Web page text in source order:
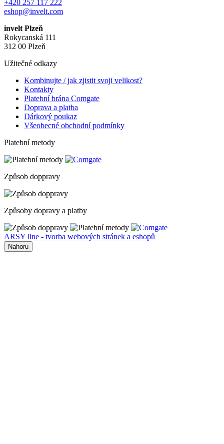
+420 257 117 222
eshop@invelt.com
invelt Plzeň
Rokycanská 111
312 00 Plzeň
Užitečné odkazy
Kombinujte / jak zjistit svoji velikost?
Kontakty
Platební brána Comgate
Doprava a platba
Dárkový poukaz
Všeobecné obchodní podmínky
Platební metody
Způsob doppravy
Způsoby dopravy a platby
ARSY line - tvorba webových stránek a eshopů
Nahoru